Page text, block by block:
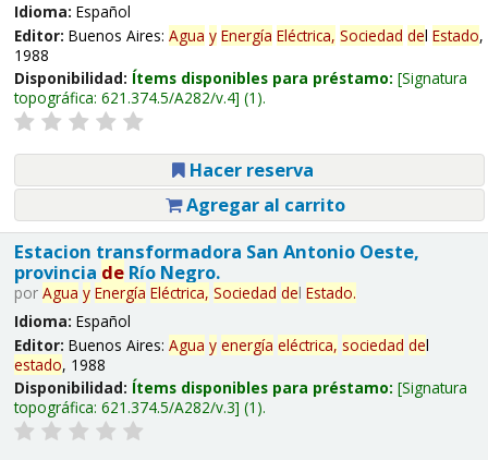
Idioma: Español
Editor: Buenos Aires: Agua y Energía Eléctrica, Sociedad del Estado,
1988
Disponibilidad: Ítems disponibles para préstamo: Signatura
topográfica: 621.374.5/A282/v.4 (1).
Hacer reserva
Agregar al carrito
Estacion transformadora San Antonio Oeste,
provincia deRío Negro.
por Agua y Energía Eléctrica, Sociedad del Estado.
Idioma: Español
Editor: Buenos Aires: Agua y energía eléctrica, sociedad del
estado, 1988
Disponibilidad: Ítems disponibles para préstamo: Signatura
topográfica: 621.374.5/A282/v.3 (1).